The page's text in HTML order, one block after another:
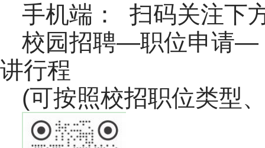
手机端： 扫码关注下
校园招聘—职位申请—
讲行程
(可按照校招职位类型